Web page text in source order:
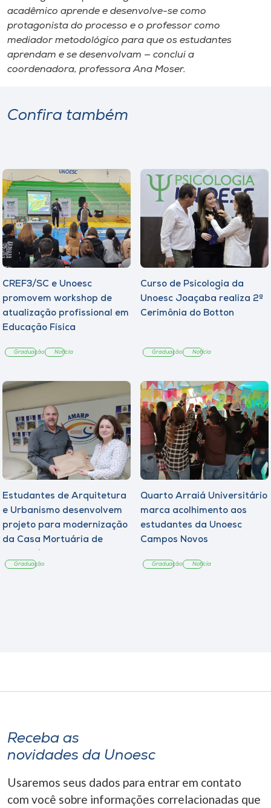
acadêmico aprende e desenvolve-se como
protagonista do processo e o professor como
mediador metodológico para que os estudantes
aprendam e se desenvolvam — conclui a
coordenadora, professora Ana Moser.
Confira também
CREF3/SC e Unoesc
promovem workshop de
atualização profissional em
Educação Física
Graduação Notícia
Curso de Psicologia da
Unoesc Joaçaba realiza 2ª
Cerimônia do Botton
Graduação Notícia
Estudantes de Arquitetura
e Urbanismo desenvolvem
projeto para modernização
da Casa Mortuária de
Graduação
Quarto Arraiá Universitário
marca acolhimento aos
estudantes da Unoesc
Campos Novos
Graduação Notícia
Receba as
novidades da Unoesc
Usaremos seus dados para entrar em contato
com você sobre informações correlacionadas que